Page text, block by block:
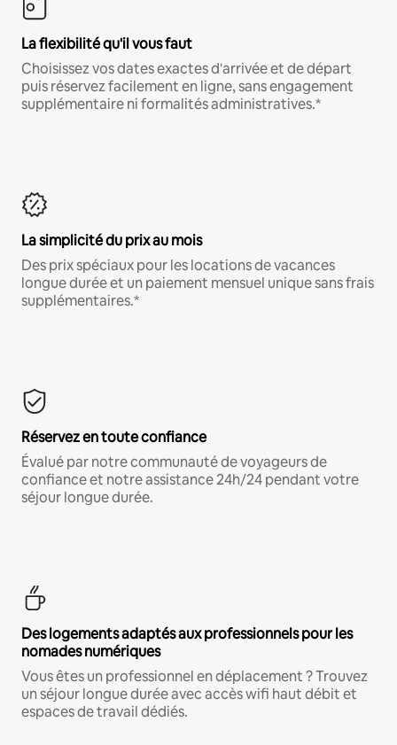
La flexibilité qu'il vous faut
Choisissez vos dates exactes d'arrivée et de départ
puis réservez facilement en ligne, sans engagement
supplémentaire ni formalités administratives.*
La simplicité du prix au mois
Des prix spéciaux pour les locations de vacances
longue durée et un paiement mensuel unique sans frais
supplémentaires.*
Réservez en toute confiance
Évalué par notre communauté de voyageurs de
confiance et notre assistance 24h/24 pendant votre
séjour longue durée.
Des logements adaptés aux professionnels pour les
nomades numériques
Vous êtes un professionnel en déplacement ? Trouvez
un séjour longue durée avec accès wifi haut débit et
espaces de travail dédiés.